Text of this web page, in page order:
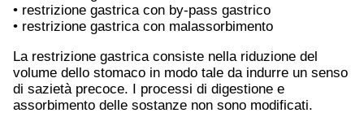
• restrizione gastrica con by-pass gastrico
• restrizione gastrica con malassorbimento
La restrizione gastrica consiste nella riduzione del
volume dello stomaco in modo tale da indurre un senso
di sazietà precoce. I processi di digestione e
assorbimento delle sostanze non sono modificati.